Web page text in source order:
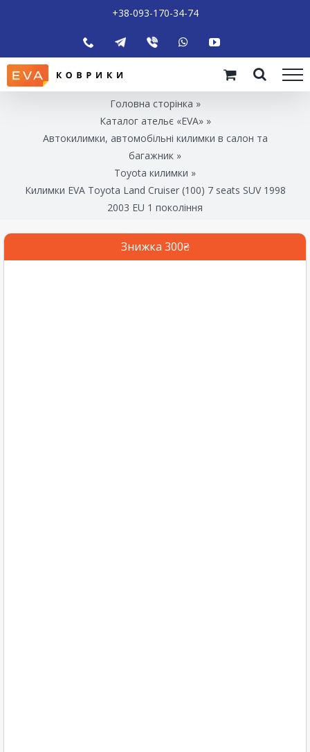
+38-093-170-34-74
Головна сторінка »
Каталог ательє «EVA»»
Автокилимки, автомобільні килимки в салон та
багажник »
Toyota килимки »
Килимки EVA Toyota Land Cruiser (100) 7 seats SUV 1998
2003 EU 1 покоління
Знижка 300₴